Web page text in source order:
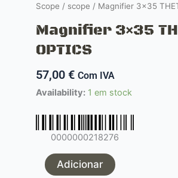
Scope / scope / Magnifier 3×35
Magnifier 3×35
OPTICS
57,00 € Com IVA
Availability: 1 em stock
0000000218276
Quantidade
3x35
OPTICSAdicionar